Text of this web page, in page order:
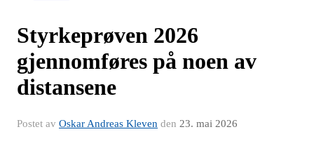
Styrkeprøven 2026
gjennomføres på noen av
distansene
Postet av Oskar Andreas Kleven den 23. mai 2026